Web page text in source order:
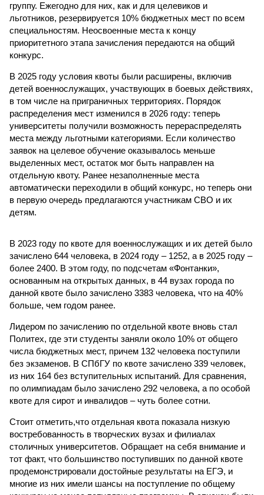
группу. Ежегодно для них, как и для целевиков и
льготников, резервируется 10% бюджетных мест по всем
специальностям. Неосвоенные места к концу
приоритетного этапа зачисления передаются на общий
конкурс.
В 2025 году условия квоты были расширены, включив
детей военнослужащих, участвующих в боевых действиях,
в том числе на приграничных территориях. Порядок
распределения мест изменился в 2026 году: теперь
университеты получили возможность перераспределять
места между льготными категориями. Если количество
заявок на целевое обучение оказывалось меньше
выделенных мест, остаток мог быть направлен на
отдельную квоту. Ранее незаполненные места
автоматически переходили в общий конкурс, но теперь они
в первую очередь предлагаются участникам СВО и их
детям.
В 2023 году по квоте для военнослужащих и их детей было
зачислено 644 человека, в 2024 году – 1252, а в 2025 году –
более 2400. В этом году, по подсчетам «Фонтанки»,
основанным на открытых данных, в 44 вузах города по
данной квоте было зачислено 3383 человека, что на 40%
больше, чем годом ранее.
Лидером по зачислению по отдельной квоте вновь стал
Политех, где эти студенты заняли около 10% от общего
числа бюджетных мест, причем 132 человека поступили
без экзаменов. В СПбГУ по квоте зачислено 339 человек,
из них 164 без вступительных испытаний. Для сравнения,
по олимпиадам было зачислено 292 человека, а по особой
квоте для сирот и инвалидов – чуть более сотни.
Стоит отметить,что отдельная квота показала низкую
востребованность в творческих вузах и филиалах
столичных университетов. Обращает на себя внимание и
тот факт, что большинство поступивших по данной квоте
продемонстрировали достойные результаты на ЕГЭ, и
многие из них имели шансы на поступление по общему